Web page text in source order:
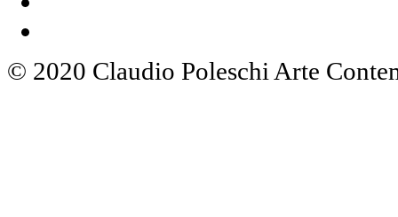
© 2020 Claudio Poleschi Arte